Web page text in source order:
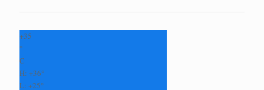
+35
°
C
H: +36°
L: +25°